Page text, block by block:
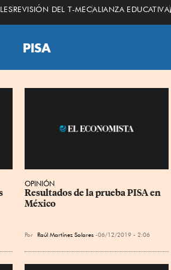
REVISIÓN DEL T-MECALIANZA EDUCATIVA
PISA
OPINIÓN
Resultados de la prueba PISA en
México
Por Raúl Martínez Solares 06/12/2019 - 2:06